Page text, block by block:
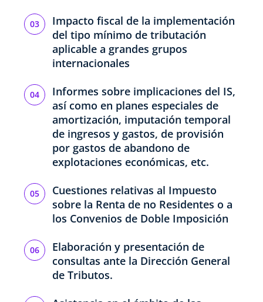
Impacto fiscal de la implementación
del tipo mínimo de tributación
aplicable a grandes grupos
internacionales
Informes sobre implicaciones del IS,
así como en planes especiales de
amortización, imputación temporal
de ingresos y gastos, de provisión
por gastos de abandono de
explotaciones económicas, etc.
Cuestiones relativas al Impuesto
sobre la Renta de no Residentes o a
los Convenios de Doble Imposición
Elaboración y presentación de
consultas ante la Dirección General
de Tributos.